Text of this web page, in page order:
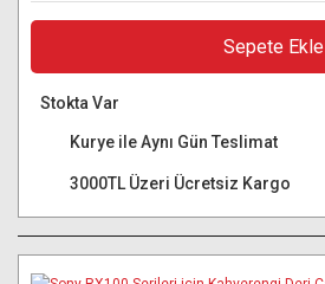
Sepete Ekle
Stokta Var
Kurye ile Aynı Gün Teslimat
3000TL Üzeri Ücretsiz Kargo